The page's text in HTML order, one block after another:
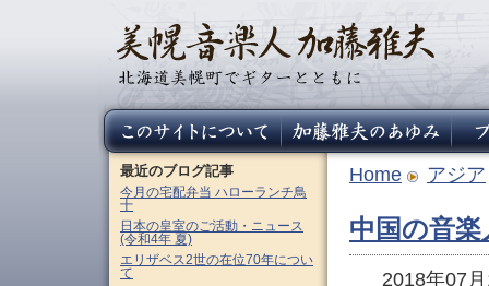
Home アジア
中国の音
2018年07
最近のブログ記事
今月の宅配弁当 ハローランチ鳥
十
日本の皇室のご活動・ニュース
(令和4年 夏)
エリザベス2世の在位70年につい
て